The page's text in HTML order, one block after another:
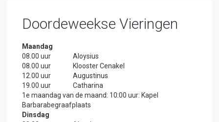
Doordeweekse Vieringen
Maandag
08.00 uur
Aloysius
08.00 uur
Klooster Cenakel
12.00 uur
Augustinus
19.00 uur
Catharina
1e maandag van de maand: 10:00 uur: Kapel
Barbarabegraafplaats
Dinsdag